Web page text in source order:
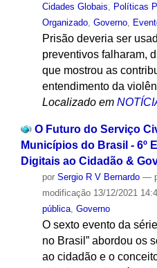
Cidades Globais
Políticas
Organizado, Governo,
Prisão deveria ser
preventivos falharam,
que mostrou as
entendimento da
Localizado em
O Futuro do Serviço
Municípios do Brasil - 6º
Digitais ao Cidadão &
por Sergio R V Bernardo —
modificação13/12/2021
pública, Governo
O sexto evento da
no Brasil” abordou os
ao cidadão e o